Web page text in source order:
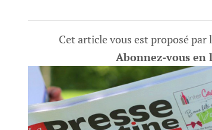
Cet article vous est proposé
Abonnez-vous en